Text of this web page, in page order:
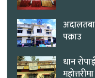
पक्राउ
धान